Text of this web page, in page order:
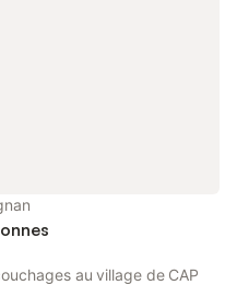
au village de CAP